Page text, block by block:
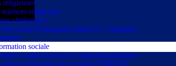
religieuses
religieuses
chrétiennes
des sciences humaines Ramez G. Chagoury
sociale
audiovisuelles et cinématographiques
arts et techniques de la mode (ESMOD)